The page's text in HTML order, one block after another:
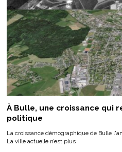
À Bulle, une croissance qui
politique
La croissance démographique de Bulle
La ville actuelle n’est plus